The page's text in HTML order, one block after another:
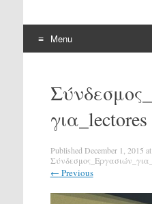
Menu
content
για_lectores
Published December 1, 2015 at
← Previous